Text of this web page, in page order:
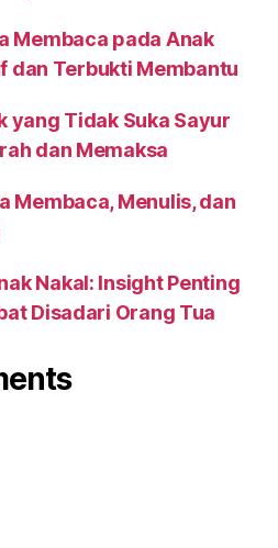
Membaca pada Anak
dan Terbukti Membantu
yang Tidak Suka Sayur
dan Memaksa
Membaca, Menulis, dan
Nakal: Insight Penting
Disadari Orang Tua